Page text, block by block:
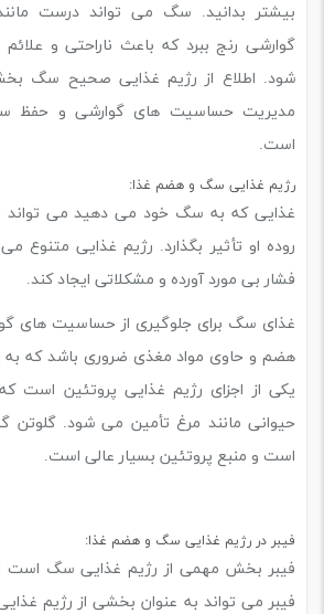
بیشتر بدانید. سگ می تواند درست
گوارشی رنج ببرد که باعث ناراحتی و
شود. اطلاع از رژیم غذایی صحیح سگ
مدیریت حساسیت های گوارشی و حفظ
است.
رژیم غذایی سگ و هضم غذا:
غذایی که به سگ خود می دهید می تواند
روده او تأثیر بگذارد. رژیم غذایی متنوع
فشار بی مورد آورده و مشکلاتی ایجاد کند.
غذای سگ برای جلوگیری از حساسیت های
هضم و حاوی مواد مغذی ضروری باشد که
یکی از اجزای رژیم غذایی پروتئین است
حیوانی مانند مرغ تأمین می شود. گلوتن
است و منبع پروتئین بسیار عالی است.
فیبر در رژیم غذایی سگ و هضم غذا:
فیبر بخش مهمی از رژیم غذایی سگ است
فیبر می تواند به عنوان بخشی از رژیم